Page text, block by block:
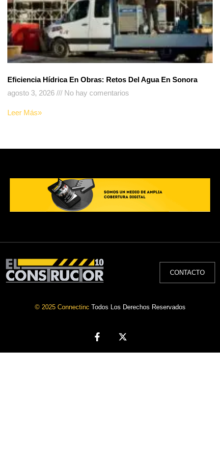
Eficiencia Hídrica En Obras: Retos Del Agua En Sonora
agosto 3, 2026
No hay comentarios
Leer Más»
CONTACTO
© 2025 Connectinc Todos Los Derechos Reservados